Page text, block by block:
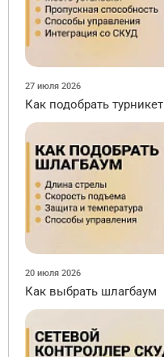
27 июля 2026
Как подобрать турникет
20 июля 2026
Как выбрать шлагбаум